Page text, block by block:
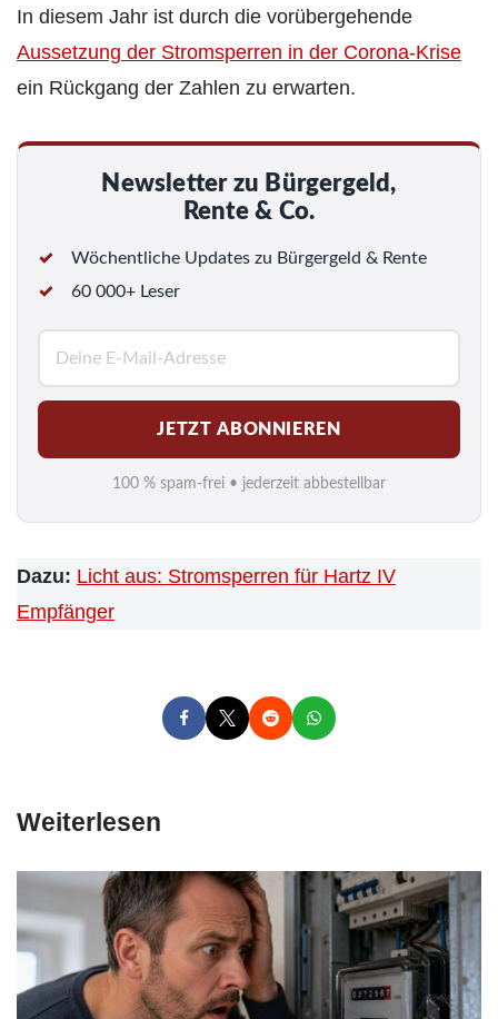
In diesem Jahr ist durch die vorübergehende
Aussetzung der Stromsperren in der Corona-Krise
ein Rückgang der Zahlen zu erwarten.
Newsletter zu Bürgergeld,
Rente & Co.
Wöchentliche Updates zu Bürgergeld & Rente
60 000+ Leser
M
a
i
l
*
JETZT ABONNIEREN
100 % spam-frei • jederzeit abbestellbar
Dazu: Licht aus: Stromsperren für Hartz IV
Empfänger
Weiterlesen